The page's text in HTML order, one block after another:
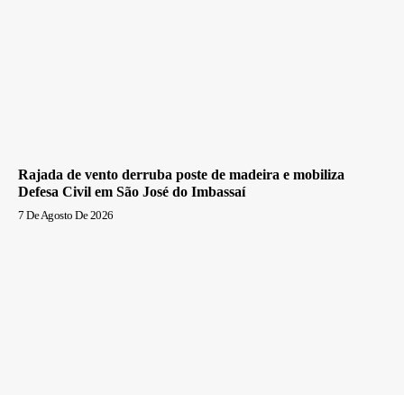
Rajada de vento derruba poste de madeira e mobiliza
Defesa Civil em São José do Imbassaí
7 De Agosto De 2026